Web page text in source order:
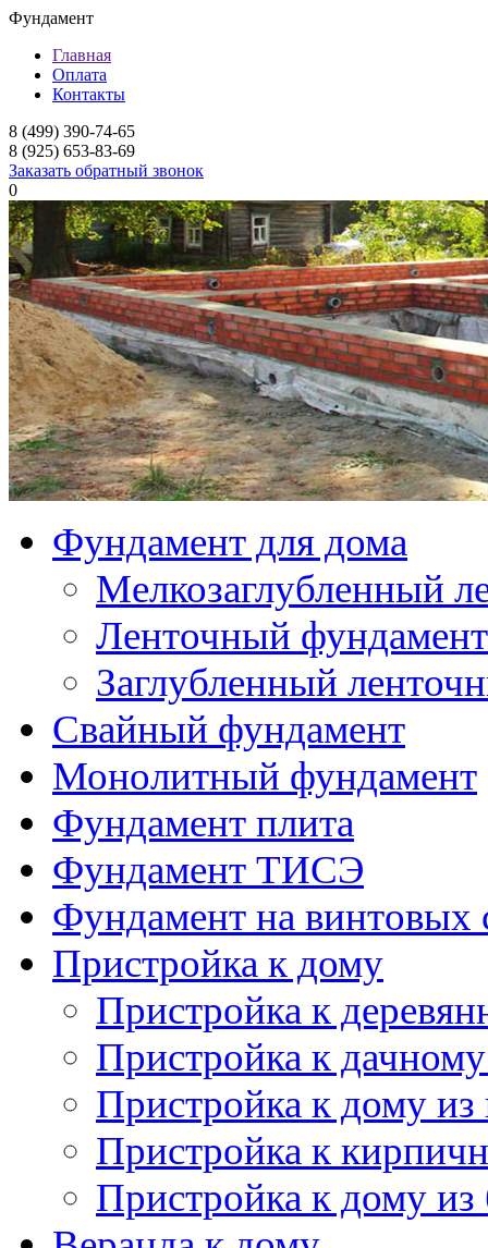
Фундамент
Главная
Оплата
Контакты
8 (499) 390-74-65
8 (925) 653-83-69
Заказать обратный звонок
0
Фундамент для дома
Мелкозаглубленный
Ленточный
Заглубленный
Свайный фундамент
Монолитный фундамент
Фундамент плита
Фундамент ТИСЭ
Фундамент на винтовых
Пристройка к дому
Пристройка к
Пристройка к
Пристройка к дому из
Пристройка к
Пристройка к дому из
Веранда к дому
Веранда к
Закрытая веранда к
Открытая веранда к
Терраса к дому
Терраса к
Терраса из бруса